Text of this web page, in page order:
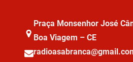
Praça Monsenhor José
Boa Viagem – CE